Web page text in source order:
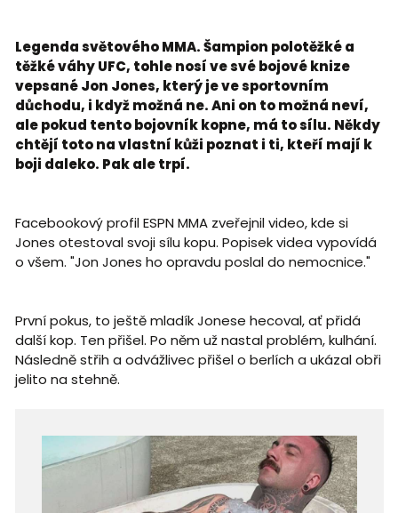
Legenda světového MMA. Šampion polotěžké a
těžké váhy UFC, tohle nosí ve své bojové knize
vepsané Jon Jones, který je ve sportovním
důchodu, i když možná ne. Ani on to možná neví,
ale pokud tento bojovník kopne, má to sílu. Někdy
chtějí toto na vlastní kůži poznat i ti, kteří mají k
boji daleko. Pak ale trpí.
Facebookový profil ESPN MMA zveřejnil video, kde si
Jones otestoval svoji sílu kopu. Popisek videa vypovídá
o všem. "Jon Jones ho opravdu poslal do nemocnice."
První pokus, to ještě mladík Jonese hecoval, ať přidá
další kop. Ten přišel. Po něm už nastal problém, kulhání.
Následně střih a odvážlivec přišel o berlích a ukázal obři
jelito na stehně.